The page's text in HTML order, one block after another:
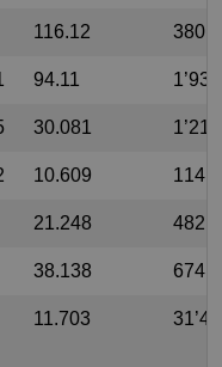
116.12
94.11
30.081
10.609
21.248
38.138
11.703